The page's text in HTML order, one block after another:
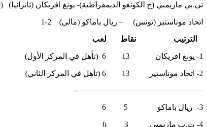
تي.بي مازيمبي (ج الكونغو الديمقراطية)- يونغ افريكان (تانزانيا) (0-1)
اتحاد موناستير (تونس) – ريال باماكو (مالي) 2-1
الترتيب نقاط لعب
1- يونغ افريكان 13 6 (تأهل في المركز الأول)
2- اتحاد موناستير 13 6 (تأهل في المركز الثاني)
————————————————-
3- ريال باماكو 5 6
4- ت.ب مازيمبي 3 6